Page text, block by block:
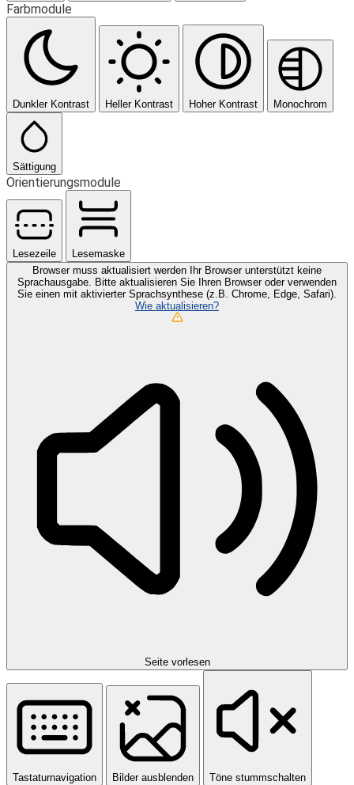
Farbmodule
Dunkler Kontrast Heller Kontrast Hoher Kontrast Monochrom
Sättigung
Orientierungsmodule
Lesezeile
Lesemaske
Browser muss aktualisiert werden Ihr Browser unterstützt keine
Sprachausgabe. Bitte aktualisieren Sie Ihren Browser oder verwenden
Sie einen mit aktivierter Sprachsynthese (z.B. Chrome, Edge, Safari).
Wie aktualisieren?
Seite vorlesen
Tastaturnavigation Bilder ausblenden Töne stummschalten